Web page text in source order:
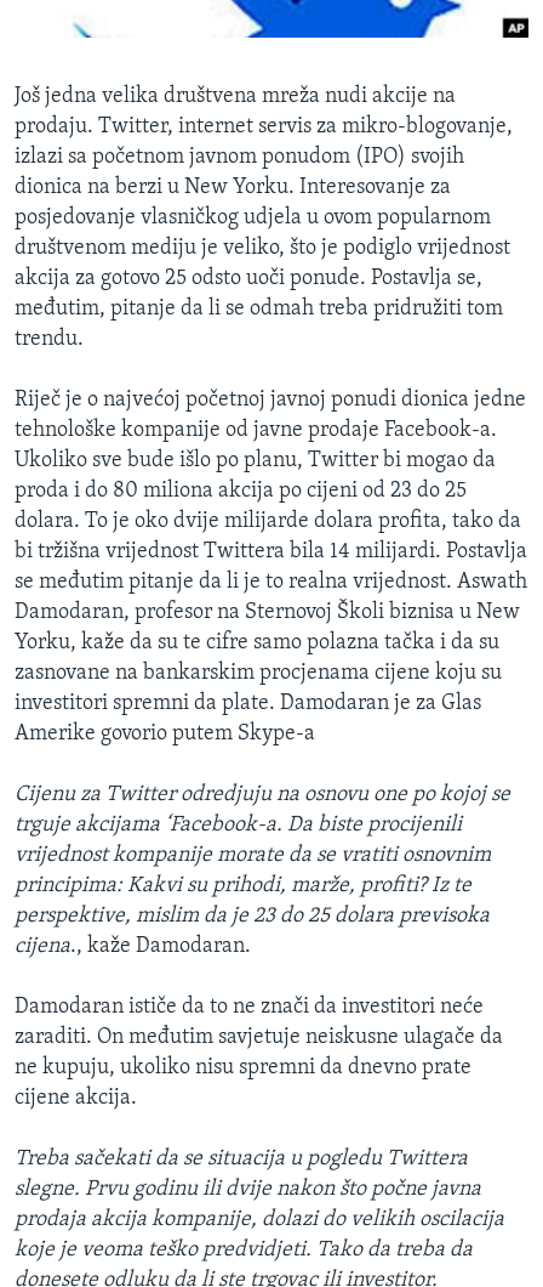
MAGAZIN
Learning English
PRATITE NAS
Jezici
Još jedna velika društvena mreža nudi akcije na
prodaju. Twitter, internet servis za mikro-blogovanje,
izlazi sa početnom javnom ponudom (IPO) svojih
dionica na berzi u New Yorku. Interesovanje za
posjedovanje vlasničkog udjela u ovom popularnom
društvenom mediju je veliko, što je podiglo vrijednost
akcija za gotovo 25 odsto uoči ponude. Postavlja se,
međutim, pitanje da li se odmah treba pridružiti tom
trendu.
Riječ je o najvećoj početnoj javnoj ponudi dionica jedne
tehnološke kompanije od javne prodaje Facebook-a.
Ukoliko sve bude išlo po planu, Twitter bi mogao da
proda i do 80 miliona akcija po cijeni od 23 do 25
dolara. To je oko dvije milijarde dolara profita, tako da
bi tržišna vrijednost Twittera bila 14 milijardi. Postavlja
se međutim pitanje da li je to realna vrijednost. Aswath
Damodaran, profesor na Sternovoj Školi biznisa u New
Yorku, kaže da su te cifre samo polazna tačka i da su
zasnovane na bankarskim procjenama cijene koju su
investitori spremni da plate. Damodaran je za Glas
Amerike govorio putem Skype-a
Cijenu za Twitter odredjuju na osnovu one po kojoj se
trguje akcijama ‘Facebook-a. Da biste procijenili
vrijednost kompanije morate da se vratiti osnovnim
principima: Kakvi su prihodi, marže, profiti? Iz te
perspektive, mislim da je 23 do 25 dolara previsoka
cijena., kaže Damodaran.
Damodaran ističe da to ne znači da investitori neće
zaraditi. On međutim savjetuje neiskusne ulagače da
ne kupuju, ukoliko nisu spremni da dnevno prate
cijene akcija.
Treba sačekati da se situacija u pogledu Twittera
slegne. Prvu godinu ili dvije nakon što počne javna
prodaja akcija kompanije, dolazi do velikih oscilacija
koje je veoma teško predvidjeti. Tako da treba da
donesete odluku da li ste trgovac ili investitor.